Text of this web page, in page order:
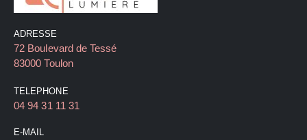
ADRESSE
72 Boulevard de Tessé
83000 Toulon
TELEPHONE
04 94 31 11 31
E-MAIL